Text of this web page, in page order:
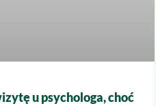
u psychologa, choć